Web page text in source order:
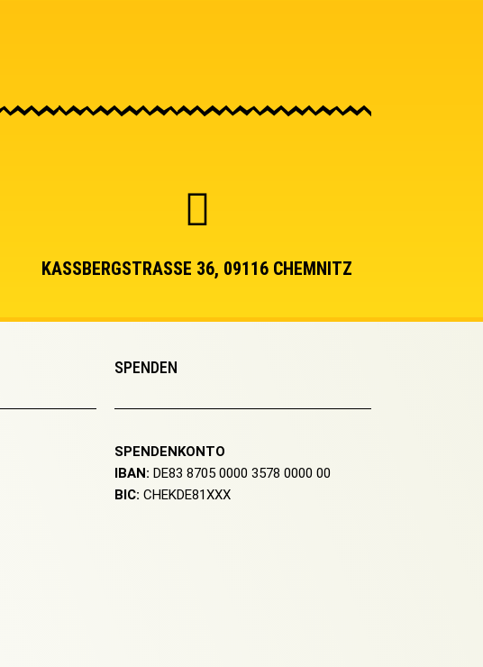
KASSBERGSTRASSE 36, 09116 CHEMNITZ
SPENDEN
SPENDENKONTO
IBAN: DE83 8705 0000 3578 0000 00
BIC: CHEKDE81XXX